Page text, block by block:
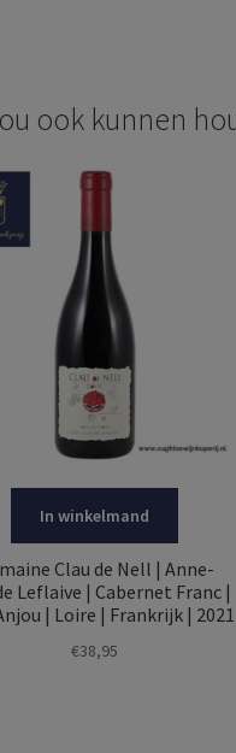
ook kunnen
In winkelmand
Clau de Nell | Anne-
Leflaive | Cabernet Franc |
| Loire | Frankrijk | 2021
€38,95